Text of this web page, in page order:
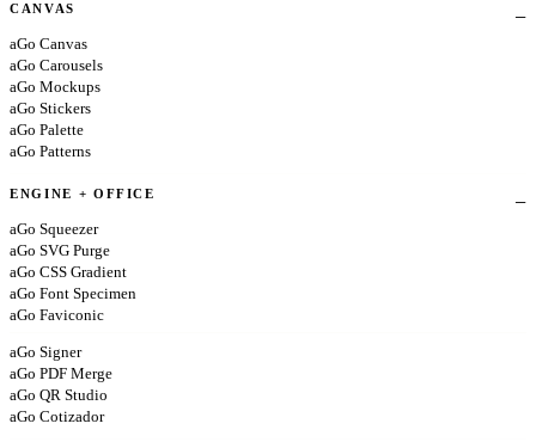
CANVAS
aGo Canvas
aGo Carousels
aGo Mockups
aGo Stickers
aGo Palette
aGo Patterns
ENGINE + OFFICE
aGo Squeezer
aGo SVG Purge
aGo CSS Gradient
aGo Font Specimen
aGo Faviconic
aGo Signer
aGo PDF Merge
aGo QR Studio
aGo Cotizador